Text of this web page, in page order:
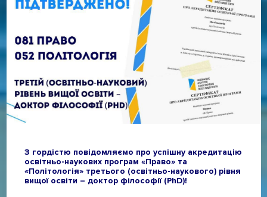
З гордістю повідомляємо про успішну акредитацію
освітньо-наукових програм «Право» та
«Політологія» третього (освітньо-наукового) рівня
вищої освіти – доктор філософії (PhD)!